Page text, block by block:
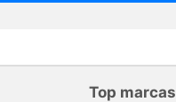
Top marcas